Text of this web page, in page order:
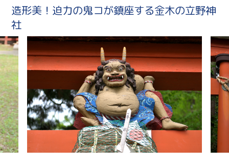
造形美！迫力の鬼コが鎮座する金木の立野神
社